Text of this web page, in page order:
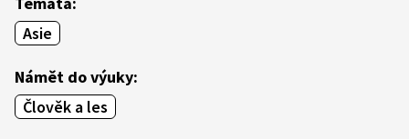
Asie
Námět do výuky:
Člověk a les